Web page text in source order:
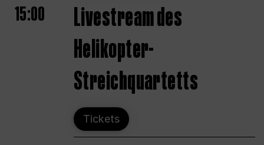
15:00
Livestream des
Helikopter-
Streichquartetts
Tickets